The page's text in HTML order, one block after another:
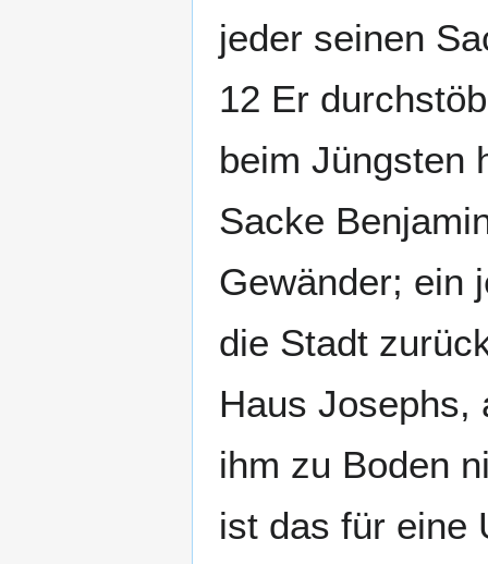
jeder seinen
12 Er
beim Jüngsten
Sacke
Gewänder; ein
die Stadt
Haus Josephs,
ihm zu Boden
ist das für eine